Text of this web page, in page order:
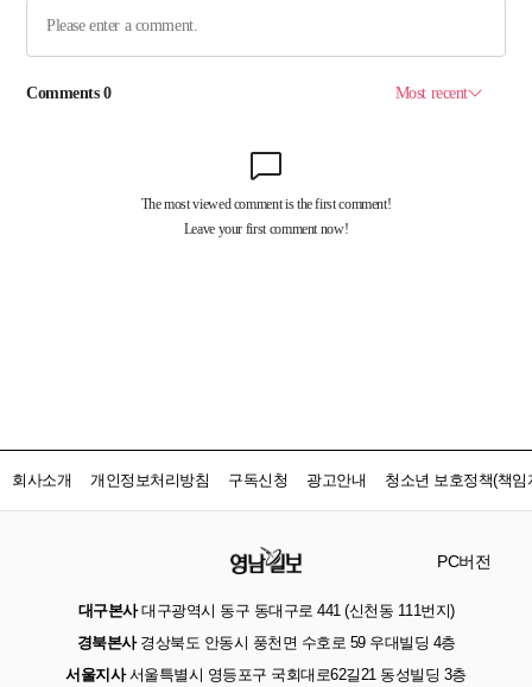
회사소개 개인정보처리방침 구독신청 광고안내 청소년 보호정책(책임
PC버전
대구본사대구광역시 동구 동대구로 441 (신천동 111번지)
경북본사경상북도 안동시 풍천면 수호로 59 우대빌딩 4층
서울지사서울특별시 영등포구 국회대로62길21 동성빌딩 3층